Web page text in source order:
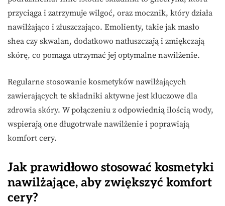
przyciąga i zatrzymuje wilgoć, oraz mocznik, który działa
nawilżająco i złuszczająco. Emolienty, takie jak masło
shea czy skwalan, dodatkowo natłuszczają i zmiękczają
skórę, co pomaga utrzymać jej optymalne nawilżenie.
Regularne stosowanie kosmetyków nawilżających
zawierających te składniki aktywne jest kluczowe dla
zdrowia skóry. W połączeniu z odpowiednią ilością wody,
wspierają one długotrwałe nawilżenie i poprawiają
komfort cery.
Jak prawidłowo stosować kosmetyki
nawilżające, aby zwiększyć komfort
cery?